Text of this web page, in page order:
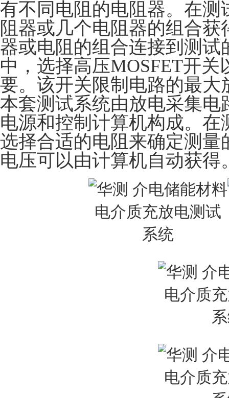
有不同电阻的电阻器。在
阻器或几个电阻器的组合
器或电阻的组合连接到测
中，选择高压MOSFET开关
要。该开关限制电路的最
本套测试系统由放电采集
电源和控制计算机构成。
选择合适的电阻来确定测
电压可以由计算机自动获得